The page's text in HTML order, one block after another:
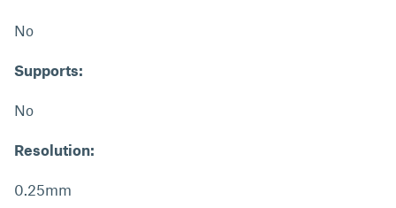
No
Supports:
No
Resolution:
0.25mm